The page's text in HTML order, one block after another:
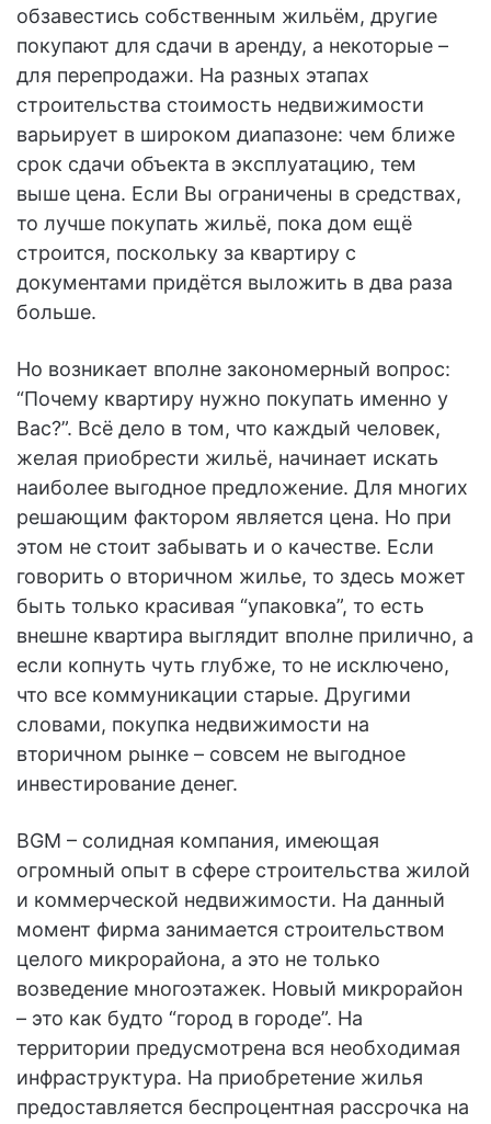
обзавестись собственным жильём, другие
покупают для сдачи в аренду, а некоторые –
для перепродажи. На разных этапах
строительства стоимость недвижимости
варьирует в широком диапазоне: чем ближе
срок сдачи объекта в эксплуатацию, тем
выше цена. Если Вы ограничены в средствах,
то лучше покупать жильё, пока дом ещё
строится, поскольку за квартиру с
документами придётся выложить в два раза
больше.
Но возникает вполне закономерный вопрос:
“Почему квартиру нужно покупать именно у
Вас?”. Всё дело в том, что каждый человек,
желая приобрести жильё, начинает искать
наиболее выгодное предложение. Для многих
решающим фактором является цена. Но при
этом не стоит забывать и о качестве. Если
говорить о вторичном жилье, то здесь может
быть только красивая “упаковка”, то есть
внешне квартира выглядит вполне прилично, а
если копнуть чуть глубже, то не исключено,
что все коммуникации старые. Другими
словами, покупка недвижимости на
вторичном рынке – совсем не выгодное
инвестирование денег.
BGM – солидная компания, имеющая
огромный опыт в сфере строительства жилой
и коммерческой недвижимости. На данный
момент фирма занимается строительством
целого микрорайона, а это не только
возведение многоэтажек. Новый микрорайон
– это как будто “город в городе”. На
территории предусмотрена вся необходимая
инфраструктура. На приобретение жилья
предоставляется беспроцентная рассрочка на